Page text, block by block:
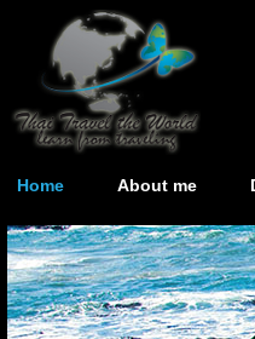
Home About me